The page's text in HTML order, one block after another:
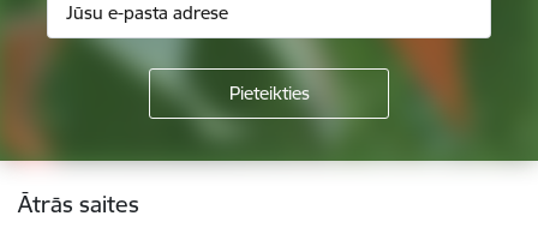
Kājene
Ātrās saites